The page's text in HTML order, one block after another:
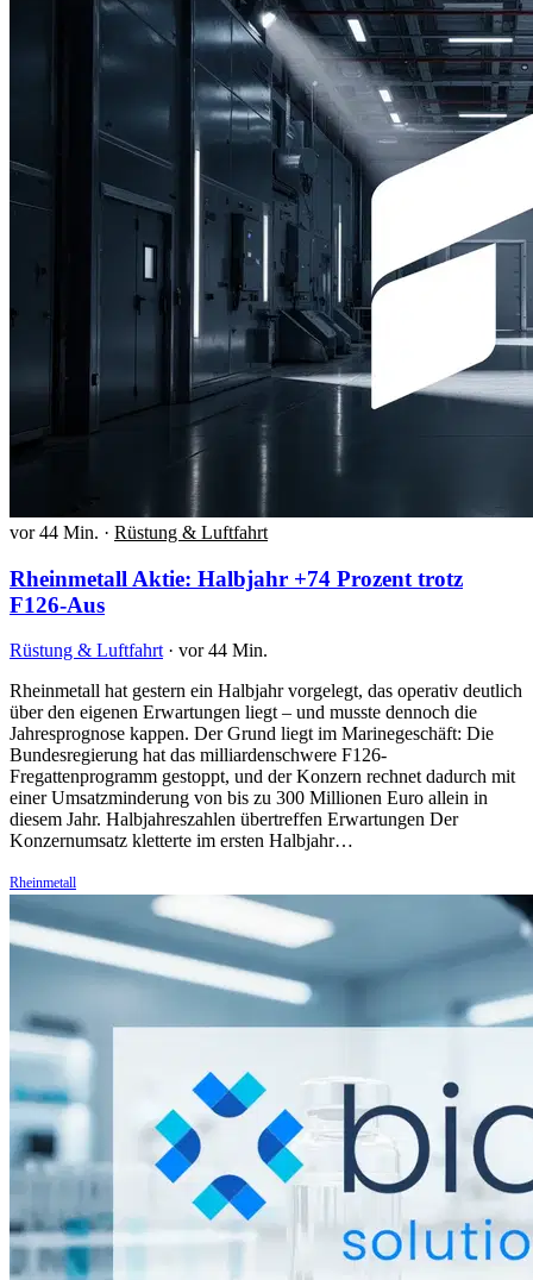
vor 44 Min. · Rüstung & Luftfahrt
Rheinmetall Aktie: Halbjahr +74 Prozent trotz
F126-Aus
Rüstung & Luftfahrt · vor 44 Min.
Rheinmetall hat gestern ein Halbjahr vorgelegt, das operativ deutlich
über den eigenen Erwartungen liegt – und musste dennoch die
Jahresprognose kappen. Der Grund liegt im Marinegeschäft: Die
Bundesregierung hat das milliardenschwere F126-
Fregattenprogramm gestoppt, und der Konzern rechnet dadurch mit
einer Umsatzminderung von bis zu 300 Millionen Euro allein in
diesem Jahr. Halbjahreszahlen übertreffen Erwartungen Der
Konzernumsatz kletterte im ersten Halbjahr…
Rheinmetall